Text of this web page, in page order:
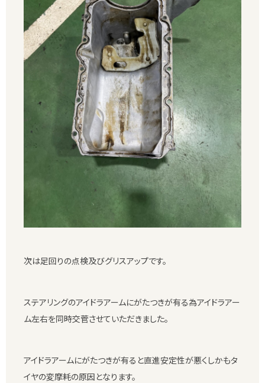
次は足回りの点検及びグリスアップです。
ステアリングのアイドラアームにがたつきが有る為アイドラアー
ム左右を同時交菅させていただきました。
アイドラアームにがたつきが有ると直進安定性が悪くしかもタ
イヤの変摩耗の原因となります。